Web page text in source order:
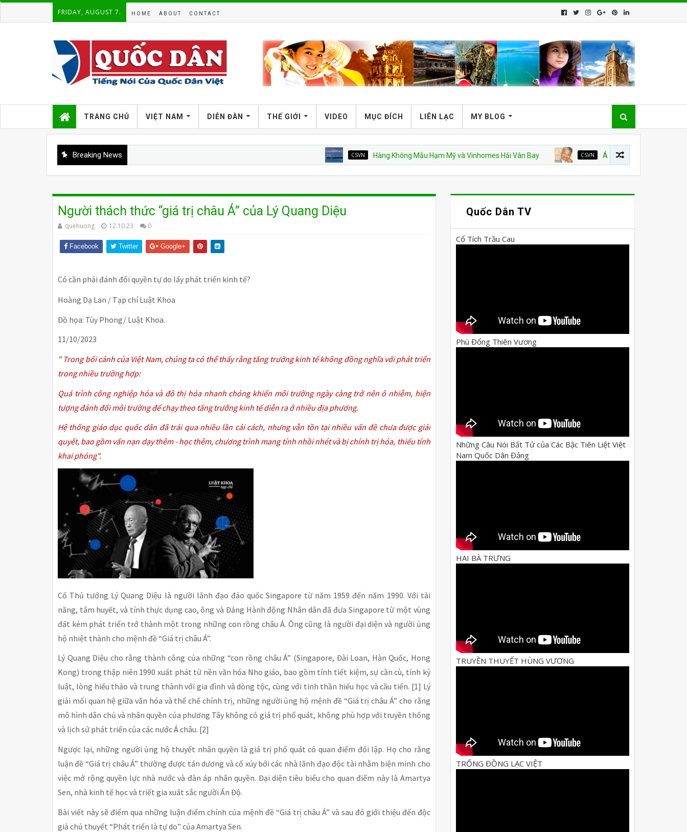
FRIDAY, AUGUST 7. HOME ABOUT CONTACT
TRANG CHỦ VIỆT NAM DIỄN ĐÀN THẾ GIỚI VIDEO MỤC ĐÍCH LIÊN LẠC MY BLOG
Breaking News CSVN Hàng Không Mẫu Hạm Mỹ và Vinhomes Hải Vân Bay CSVN Án văn – Kỳ 9. Hết
Người thách thức “giá trị châu Á” của Lý Quang Diệu
quehuong 12.10.23 0
Facebook Twitter Google+
Có cần phải đánh đổi quyền tự do lấy phát triển kinh tế?
Hoàng Dạ Lan / Tạp chí Luật Khoa
Đồ họa: Tùy Phong/ Luật Khoa.
11/10/2023
" Trong bối cảnh của Việt Nam, chúng ta có thể thấy rằng tăng trưởng kinh tế không đồng nghĩa với phát triển
trong nhiều trường hợp:
Quá trình công nghiệp hóa và đô thị hóa nhanh chóng khiến môi trường ngày càng trở nên ô nhiễm, hiện
tượng đánh đổi môi trường để chạy theo tăng trưởng kinh tế diễn ra ở nhiều địa phương.
Hệ thống giáo dục quốc dân đã trải qua nhiều lần cải cách, nhưng vẫn tồn tại nhiều vấn đề chưa được giải
quyết, bao gồm vấn nạn dạy thêm - học thêm, chương trình mang tính nhồi nhét và bị chính trị hóa, thiếu tính
khai phóng".
Cố Thủ tướng Lý Quang Diệu là người lãnh đạo đảo quốc Singapore từ năm 1959 đến năm 1990. Với tài
năng, tâm huyết, và tính thực dụng cao, ông và Đảng Hành động Nhân dân đã đưa Singapore từ một vùng
đất kém phát triển trở thành một trong những con rồng châu Á. Ông cũng là người đại diện và người ủng
hộ nhiệt thành cho mệnh đề “Giá trị châu Á”.
Lý Quang Diệu cho rằng thành công của những “con rồng châu Á” (Singapore, Đài Loan, Hàn Quốc, Hong
Kong) trong thập niên 1990 xuất phát từ nền văn hóa Nho giáo, bao gồm tính tiết kiệm, sự cần cù, tính kỷ
luật, lòng hiếu thảo và trung thành với gia đình và dòng tộc, cùng với tinh thần hiếu học và cầu tiến. [1] Lý
giải mối quan hệ giữa văn hóa và thể chế chính trị, những người ủng hộ mệnh đề “Giá trị châu Á” cho rằng
mô hình dân chủ và nhân quyền của phương Tây không có giá trị phổ quát, không phù hợp với truyền thống
và lịch sử phát triển của các nước Á châu. [2]
Ngược lại, những người ủng hộ thuyết nhân quyền là giá trị phổ quát có quan điểm đối lập. Họ cho rằng
luận đề “Giá trị châu Á” thường được tán dương và cổ xúy bởi các nhà lãnh đạo độc tài nhằm biện minh cho
việc mở rộng quyền lực nhà nước và đàn áp nhân quyền. Đại diện tiêu biểu cho quan điểm này là Amartya
Sen, nhà kinh tế học và triết gia xuất sắc người Ấn Độ.
Bài viết này sẽ điểm qua những luận điểm chính của mệnh đề “Giá trị châu Á” và sau đó giới thiệu đến độc
giả chủ thuyết “Phát triển là tự do” của Amartya Sen.
Quốc Dân TV
Cổ Tích Trầu Cau
Phù Đổng Thiên Vương
Những Câu Nói Bất Tử của Các Bậc Tiên Liệt Việt
Nam Quốc Dân Đảng
HAI BÀ TRƯNG
TRUYỀN THUYẾT HÙNG VƯƠNG
TRỐNG ĐỒNG LẠC VIỆT